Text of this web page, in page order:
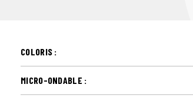
COLORIS :
MICRO-ONDABLE :